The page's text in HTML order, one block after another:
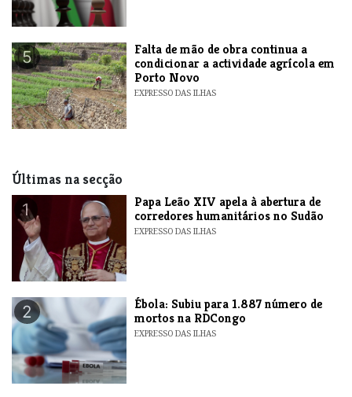
5
Falta de mão de obra continua a
condicionar a actividade agrícola em
Porto Novo
EXPRESSO DAS ILHAS
Últimas na secção
1
​Papa Leão XIV apela à abertura de
corredores humanitários no Sudão
EXPRESSO DAS ILHAS
2
​Ébola: Subiu para 1.887 número de
mortos na RDCongo
EXPRESSO DAS ILHAS